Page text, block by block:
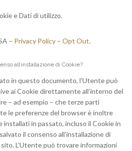
e Dati di utilizzo.
– Privacy Policy – Opt Out.
all’installazione di Cookie?
in questo documento, l’Utente può
ai Cookie direttamente all’interno del
– ad esempio – che terze parti
le preferenze del browser è inoltre
installati in passato, incluso il Cookie in
il consenso all’installazione di
L’Utente può trovare informazioni